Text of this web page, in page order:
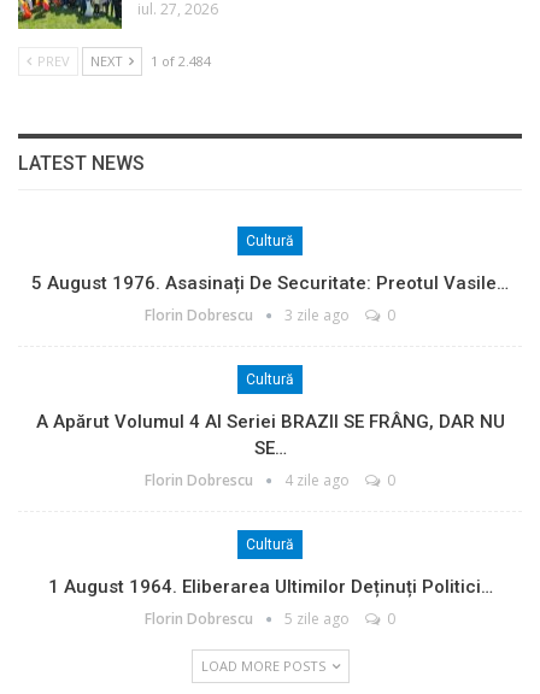
iul. 27, 2026
PREV NEXT 1 of 2.484
LATEST NEWS
Cultură
5 August 1976. Asasinați De Securitate: Preotul Vasile…
Florin Dobrescu 3 zile ago 0
Cultură
A Apărut Volumul 4 Al Seriei BRAZII SE FRÂNG, DAR NU
SE…
Florin Dobrescu 4 zile ago 0
Cultură
1 August 1964. Eliberarea Ultimilor Deținuți Politici…
Florin Dobrescu 5 zile ago 0
LOAD MORE POSTS